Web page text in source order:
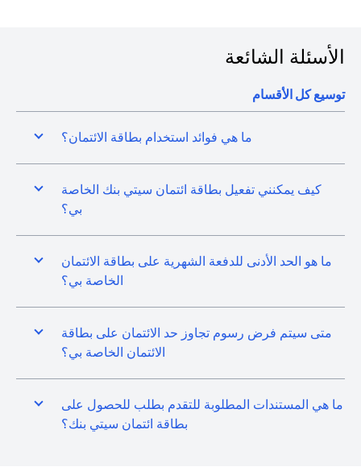
الأسئلة الشائعة
توسيع كل الأقسام
ما هي فوائد استخدام بطاقة الائتمان؟
كيف يمكنني تفعيل بطاقة ائتمان سيتي بنك الخاصة
بي؟
ما هو الحد الأدنى للدفعة الشهرية على بطاقة الائتمان
الخاصة بي؟
متى سيتم فرض رسوم تجاوز حد الائتمان على بطاقة
الائتمان الخاصة بي؟
ما هي المستندات المطلوبة للتقدم بطلب للحصول على
بطاقة ائتمان سيتي بنك؟